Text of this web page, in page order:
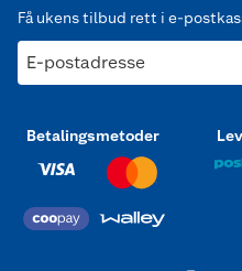
Få ukens tilbud rett i e-
E-postadresse
Betalingsmetoder